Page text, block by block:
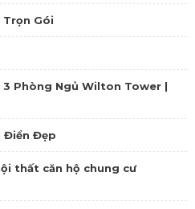
Trọn Gói
3 Phòng Ngủ Wilton Tower |
Điển Đẹp
thất căn hộ chung cư